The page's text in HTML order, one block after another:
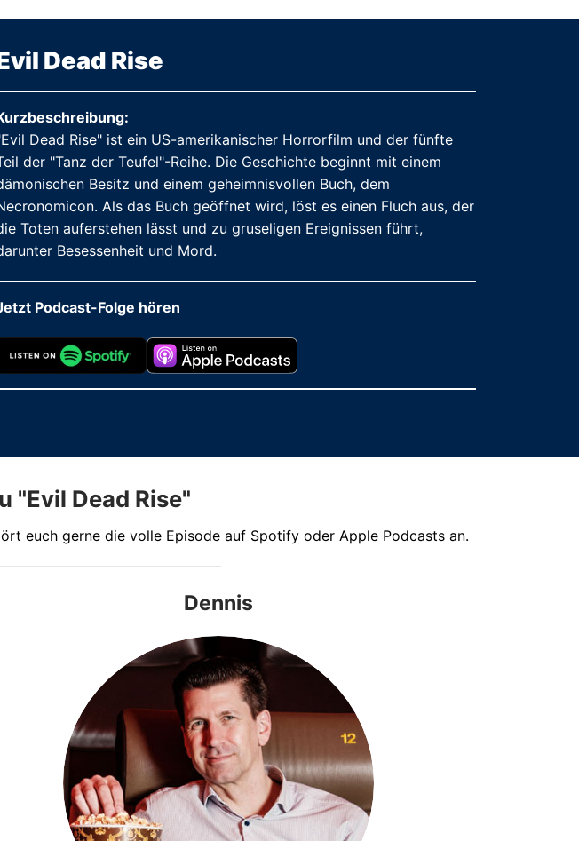
Dead Rise
Dead Rise" ist ein US-amerikanischer Horrorfilm und der fünfte
der "Tanz der Teufel"-Reihe. Die Geschichte beginnt mit einem
Besitz und einem geheimnisvollen Buch, dem
Als das Buch geöffnet wird, löst es einen Fluch aus, der
Toten auferstehen lässt und zu gruseligen Ereignissen führt,
Besessenheit und Mord.
Podcast-Folge hören
"Evil Dead Rise"
euch gerne die volle Episode auf Spotify oder Apple Podcasts an.
Dennis